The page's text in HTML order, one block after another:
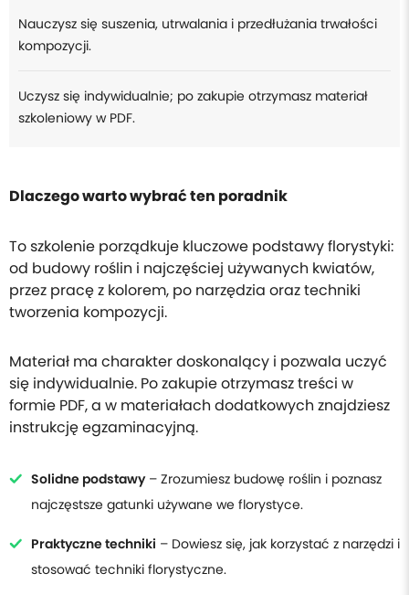
Nauczysz się suszenia, utrwalania i przedłużania trwałości
kompozycji.
Uczysz się indywidualnie; po zakupie otrzymasz materiał
szkoleniowy w PDF.
Dlaczego warto wybrać ten poradnik
To szkolenie porządkuje kluczowe podstawy florystyki:
od budowy roślin i najczęściej używanych kwiatów,
przez pracę z kolorem, po narzędzia oraz techniki
tworzenia kompozycji.
Materiał ma charakter doskonalący i pozwala uczyć
się indywidualnie. Po zakupie otrzymasz treści w
formie PDF, a w materiałach dodatkowych znajdziesz
instrukcję egzaminacyjną.
Solidne podstawy– Zrozumiesz budowę roślin i poznasz
najczęstsze gatunki używane we florystyce.
Praktyczne techniki – Dowiesz się, jak korzystać z narzędzi i
stosować techniki florystyczne.